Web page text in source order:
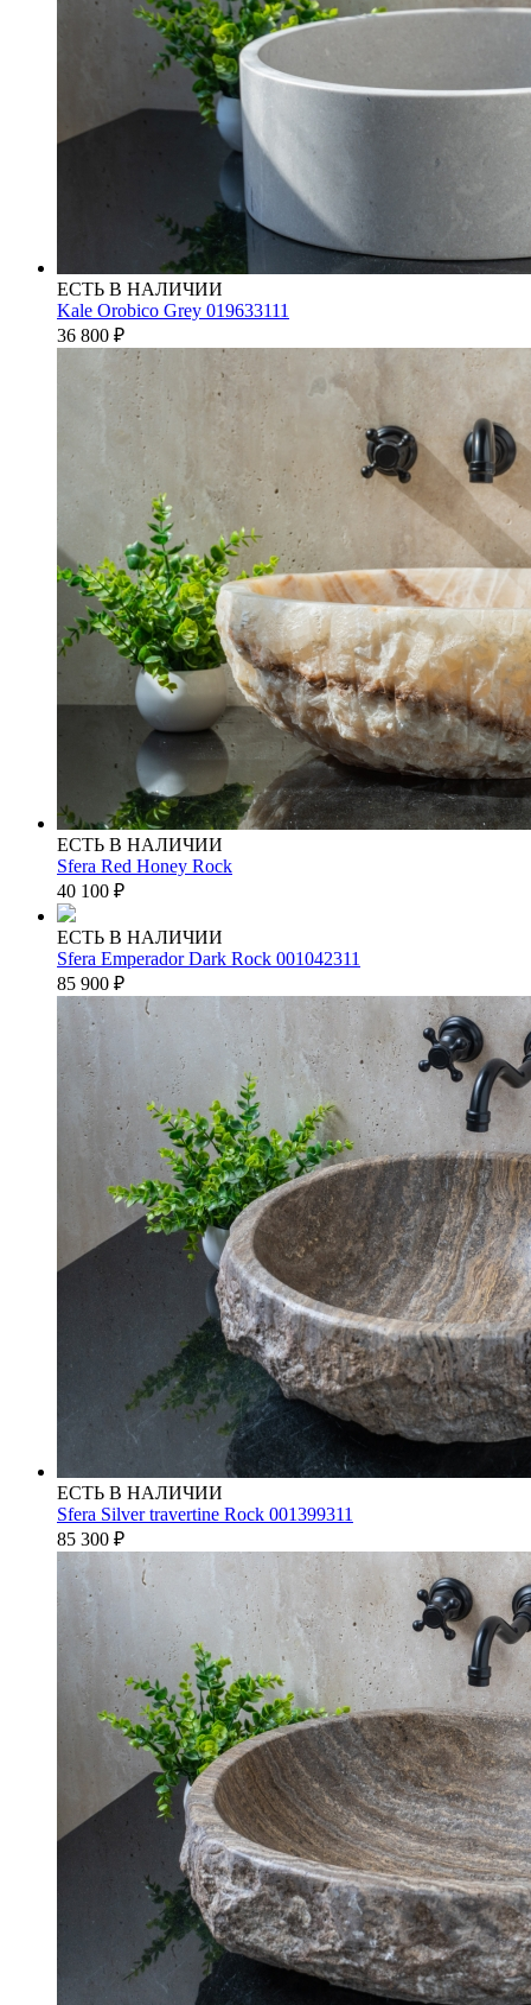
ЕСТЬ В НАЛИЧИИ
Kale Orobico Grey 019633111
36 800 ₽
ЕСТЬ В НАЛИЧИИ
Sfera Red Honey Rock
40 100 ₽
ЕСТЬ В НАЛИЧИИ
Sfera Emperador Dark Rock 001042311
85 900 ₽
ЕСТЬ В НАЛИЧИИ
Sfera Silver travertine Rock 001399311
85 300 ₽